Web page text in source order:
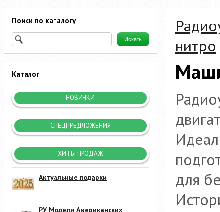
Поиск по каталогу
Каталог
НОВИНКИ
СПЕЦПРЕДЛОЖЕНИЯ
ХИТЫ ПРОДАЖ
Актуальные подарки
РУ Модели Американских
нитро
для